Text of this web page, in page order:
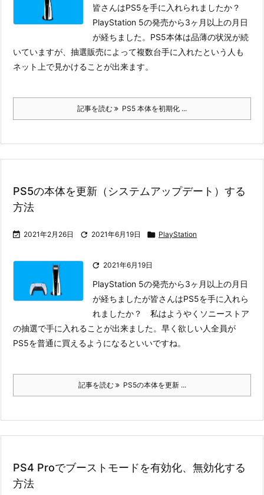
皆さんはPS5を手に入れられましたか？
PlayStation 5の発売から3ヶ月以上の月日
が経ちました。PS5本体は品薄の状況が続
いていますが、抽選販売によって複数台手に入れたという人も
ネット上で見かけることが出来ます。
記事を読む PS5 本体を初期化 ...
PS5の本体を更新（システムアップデート）する
方法
 2021年2月26日  2021年6月19日  PlayStation
 2021年6月19日
PlayStation 5の発売から3ヶ月以上の月日
が経ちましたが皆さんはPS5を手に入れら
れましたか？ 私はようやくソニーストア
の抽選で手に入れることが出来ました。早く欲しい人全員が
PS5を普通に買えるようになるといいですね。
記事を読む PS5の本体を更新 ...
PS4 Proでブーストモードを有効化、無効化する
方法